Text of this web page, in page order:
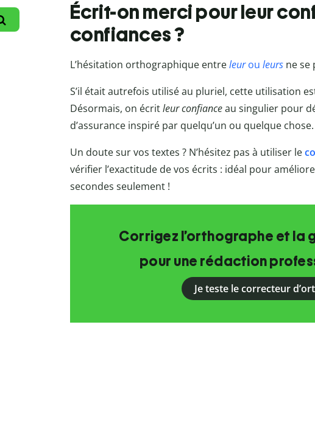
Écrit-on merci pour leur
confiances ?
L’hésitation orthographique entreleurou leursne se
S’il était autrefois utilisé au pluriel, cette utilisation
Désormais, on écritleur confianceau singulier pour
d’assurance inspiré par quelqu’un ou quelque chose.
Un doute sur vos textes ? N’hésitez pas à utiliser le
vérifier l’exactitude de vos écrits : idéal pour
secondes seulement !
Corrigez l’orthographe et la
pour une rédaction
Je teste le correcteur